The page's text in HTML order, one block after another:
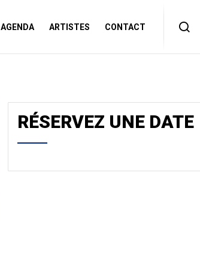
AGENDA ARTISTES CONTACT
RÉSERVEZ UNE DATE